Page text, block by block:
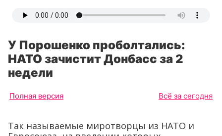
У Порошенко проболтались:
НАТО зачистит Донбасс за 2
недели
Полная версия Всё за сегодня
Так называемые миротворцы из НАТО и